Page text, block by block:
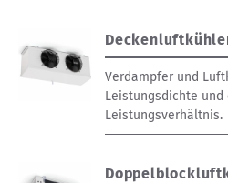
Verdampfer und
Leistungsdichte und
Leistungsverhältnis.